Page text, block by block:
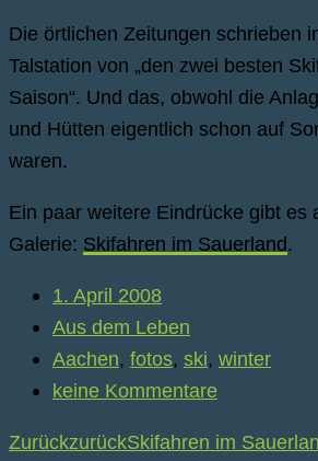
Die örtlichen Zeitungen schrieben
Talstation von „den zwei besten
Saison“. Und das, obwohl die
und Hütten eigentlich schon auf
waren.
Ein paar weitere Eindrücke gibt es
Galerie: Skifahren im Sauerland.
1. April 2008
Aus dem Leben
Aachen, fotos, ski, winter
keine Kommentare
ZurückzurückSkifahren im